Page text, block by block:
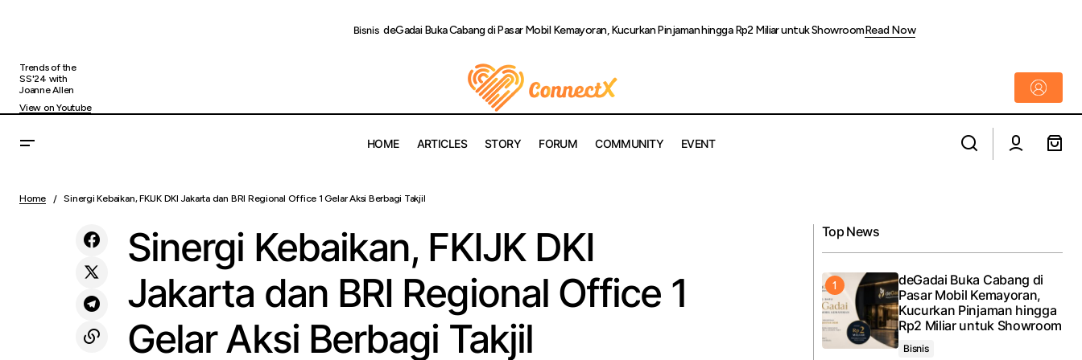
Bisnis deGadai Buka Cabang di Pasar Mobil Kemayoran, Kucurkan Pinjaman hingga Rp2 Miliar untuk ShowroomRead Now
Trends of the
SS'24 with
Joanne Allen
View on Youtube
HOME ARTICLES STORY FORUM COMMUNITY EVENT
Gelar Serangkaian Kegiatan Berbagi
Uncategorized Sinergi Kebaikan, FKIJK DKI Jakarta dan BRI Regional Office 1 Gelar Aksi Berbagi Takjil
Home Sinergi Kebaikan, FKIJK DKI Jakarta dan BRI Regional Office 1 Gelar Aksi Berbagi Takjil
Sinergi Kebaikan, FKIJK DKI
Jakarta dan BRI Regional Office 1
Gelar Aksi Berbagi Takjil
Top News
deGadai Buka Cabang di
Pasar Mobil Kemayoran,
Kucurkan Pinjaman hingga
Rp2 Miliar untuk Showroom
Bisnis